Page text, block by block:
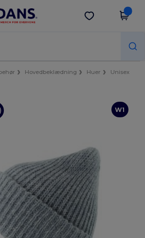
i appen!
Hent app
Hovedbeklædning Huer
Unisex
W1